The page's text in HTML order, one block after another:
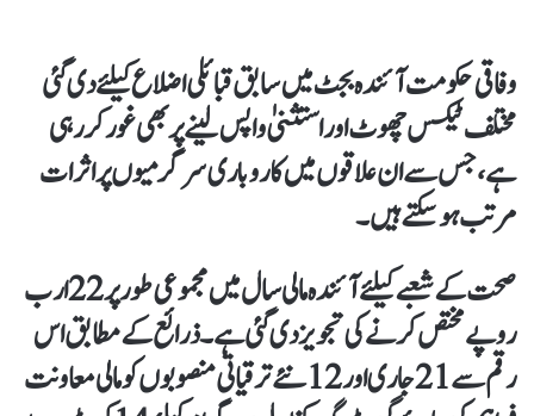
وفاقی حکومت آئندہ بجٹ میں سابق قبائلی اضلاع کیلئے دی گئی
مختلف ٹیکس چھوٹ اور استثنیٰ واپس لینے پر بھی غور کر رہی
ہے، جس سے ان علاقوں میں کاروباری سرگرمیوں پر اثرات
مرتب ہو سکتے ہیں۔
صحت کے شعبے کیلئے آئندہ مالی سال میں مجموعی طور پر 22 ارب
روپے مختص کرنے کی تجویز دی گئی ہے۔ ذرائع کے مطابق اس
رقم سے 21 جاری اور 12 نئے ترقیاتی منصوبوں کو مالی معاونت